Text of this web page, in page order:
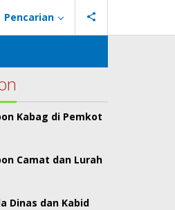
Pencarian
Kabag di Pemkot
Camat dan Lurah
Dinas dan Kabid